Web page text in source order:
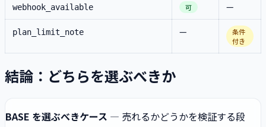
webhook_available 可 —
plan_limit_note —
条件
付き
結論：どちらを選ぶべきか
BASE を選ぶべきケース — 売れるかどうかを検証する段